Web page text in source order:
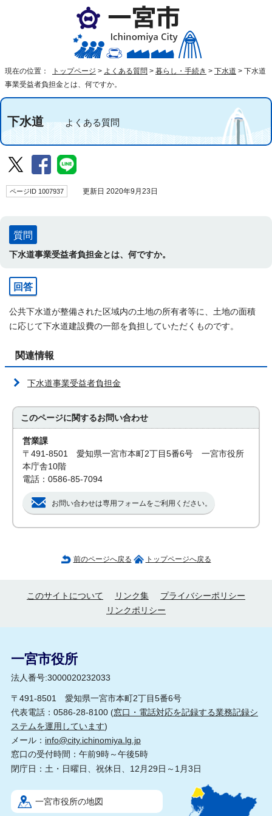
現在の位置： トップページ > よくある質問 > 暮らし・手続き > 下水道 > 下水道
事業受益者負担金とは、何ですか。
下水道よくある質問
ページID 1007937 更新日 2020年9月23日
質問
下水道事業受益者負担金とは、何ですか。
回答
公共下水道が整備された区域内の土地の所有者等に、土地の面積
に応じて下水道建設費の一部を負担していただくものです。
関連情報
下水道事業受益者負担金
このページに関するお問い合わせ
営業課
〒491-8501 愛知県一宮市本町2丁目5番6号 一宮市役所
本庁舎10階
電話：0586-85-7094
お問い合わせは専用フォームをご利用ください。
前のページへ戻る トップページへ戻る
このサイトについて リンク集
プライバシーポリシー
リンクポリシー
一宮市役所
法人番号:3000020232033
〒491-8501 愛知県一宮市本町2丁目5番6号
代表電話：0586-28-8100 (窓口・電話対応を記録する業務記録シ
ステムを運用しています)
メール： info@city.ichinomiya.lg.jp
窓口の受付時間：午前9時～午後5時
閉庁日：土・日曜日、祝休日、12月29日～1月3日
一宮市役所の地図